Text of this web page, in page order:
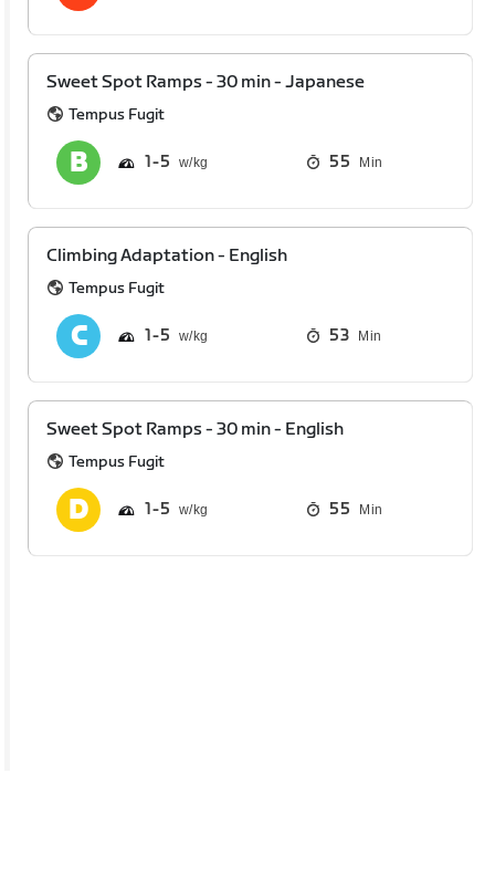
Sweet Spot Ramps - 30 min - Japanese
Tempus Fugit
1 5 55 Min
Climbing Adaptation - English
Tempus Fugit
1 5 53 Min
Sweet Spot Ramps - 30 min - English
Tempus Fugit
1 5 55 Min